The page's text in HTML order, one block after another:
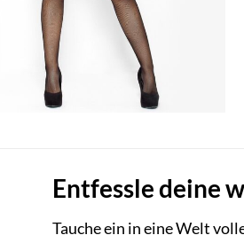
Entfessle deine
Tauche ein in eine Welt